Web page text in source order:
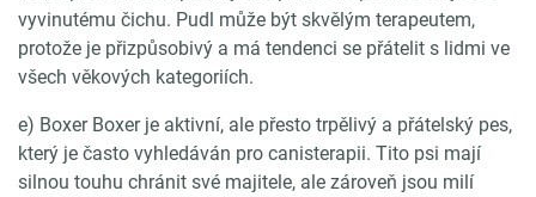
vyvinutému čichu. Pudl může být skvělým terapeutem,
protože je přizpůsobivý a má tendenci se přátelit s lidmi ve
všech věkových kategoriích.
e) Boxer Boxer je aktivní, ale přesto trpělivý a přátelský pes,
který je často vyhledáván pro canisterapii. Tito psi mají
silnou touhu chránit své majitele, ale zároveň jsou milí